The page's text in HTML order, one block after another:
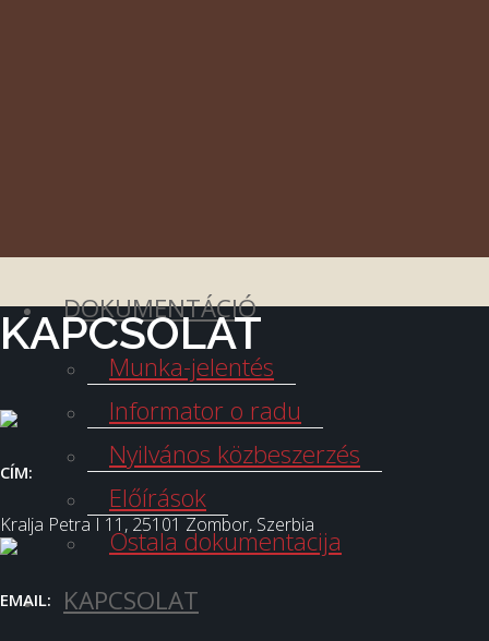
DOKUMENTÁCIÓ
Munka-jelentés
Informator o radu
Nyilvános közbeszerzés
Előírások
Ostala dokumentacija
KAPCSOLAT
KAPCSOLAT
CÍM:
Kralja Petra I 11, 25101 Zombor, Szerbia
EMAIL: